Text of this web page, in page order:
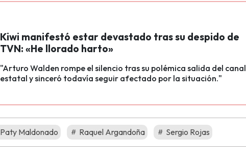
Kiwi manifestó estar devastado tras su despido de
TVN: «He llorado harto»
"Arturo Walden rompe el silencio tras su polémica salida del canal
estatal y sinceró todavía seguir afectado por la situación."
Paty Maldonado Raquel Argandoña Sergio Rojas